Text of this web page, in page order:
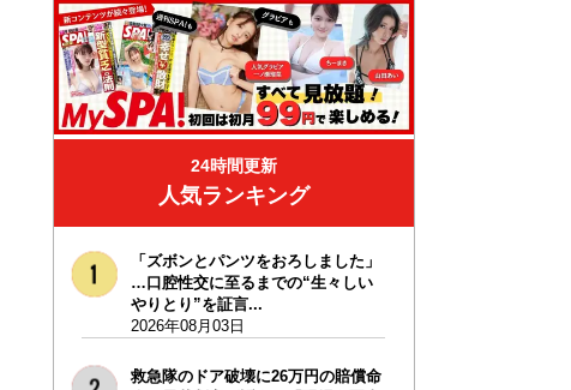
24時間更新
人気ランキング
「ズボンとパンツをおろしました」
…口腔性交に至るまでの“生々しい
やりとり”を証言...
2026年08月03日
救急隊のドア破壊に26万円の賠償命